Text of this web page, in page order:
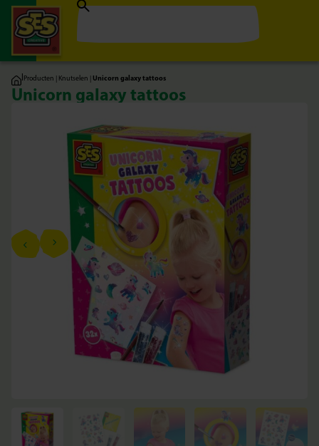
|Producten | Knutselen | Unicorn galaxy tattoos
Unicorn galaxy tattoos